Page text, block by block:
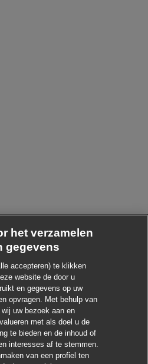
het verzamelen
gegevens
accepteren) te klikken
website de door u
en gegevens op uw
opvragen. Met behulp van
uw bezoek aan en
met als doel u de
te bieden en de inhoud of
interesses af te stemmen.
van een profiel ten
baan? Chatbot-melding